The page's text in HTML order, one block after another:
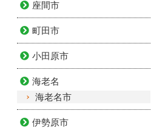
座間市
町田市
小田原市
海老名
海老名市
伊勢原市